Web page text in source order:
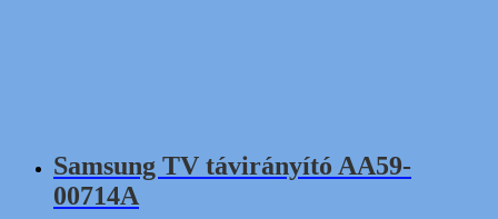
Samsung TV távirányító AA59-
00714A